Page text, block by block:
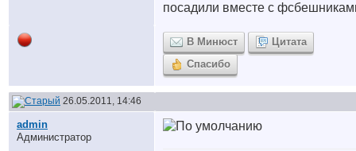
посадили вместе с
В Минюст
Цитата
Спасибо
26.05.2011, 14:46
аdmin
Администратор